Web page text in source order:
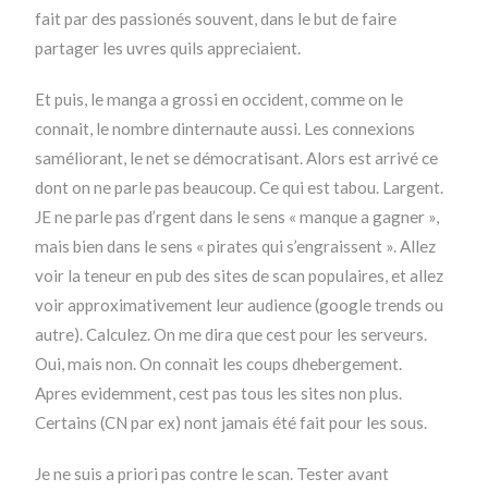
fait par des passionés souvent, dans le but de faire
partager les uvres quils appreciaient.
Et puis, le manga a grossi en occident, comme on le
connait, le nombre dinternaute aussi. Les connexions
saméliorant, le net se démocratisant. Alors est arrivé ce
dont on ne parle pas beaucoup. Ce qui est tabou. Largent.
JE ne parle pas d’rgent dans le sens « manque a gagner »,
mais bien dans le sens « pirates qui s’engraissent ». Allez
voir la teneur en pub des sites de scan populaires, et allez
voir approximativement leur audience (google trends ou
autre). Calculez. On me dira que cest pour les serveurs.
Oui, mais non. On connait les coups dhebergement.
Apres evidemment, cest pas tous les sites non plus.
Certains (CN par ex) nont jamais été fait pour les sous.
Je ne suis a priori pas contre le scan. Tester avant